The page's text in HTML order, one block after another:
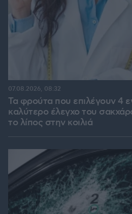
Τα φρούτα που επιλέγουν 4
καλύτερο έλεγχο του
το λίπος στην κοιλιά
07.08.2026, 08:32